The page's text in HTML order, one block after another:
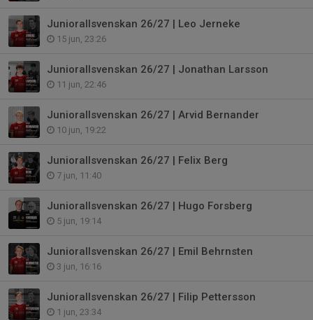
Juniorallsvenskan 26/27 | Leo Jerneke
15 jun, 23:26
Juniorallsvenskan 26/27 | Jonathan Larsson
11 jun, 22:46
Juniorallsvenskan 26/27 | Arvid Bernander
10 jun, 19:22
Juniorallsvenskan 26/27 | Felix Berg
7 jun, 11:40
Juniorallsvenskan 26/27 | Hugo Forsberg
5 jun, 19:14
Juniorallsvenskan 26/27 | Emil Behrnsten
3 jun, 16:16
Juniorallsvenskan 26/27 | Filip Pettersson
1 jun, 23:34